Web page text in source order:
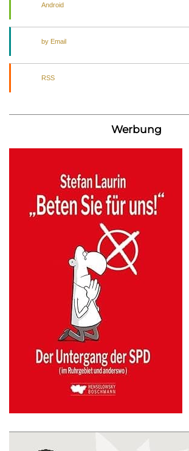
Android
by Email
RSS
Werbung